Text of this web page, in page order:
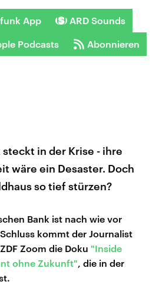
App ARD Sounds
Podcasts Abonnieren
in der Krise - ihre
wäre ein Desaster. Doch
so tief stürzen?
Bank ist nach wie vor
kommt der Journalist
Zoom die Doku "Inside
ohne Zukunft" , die in der